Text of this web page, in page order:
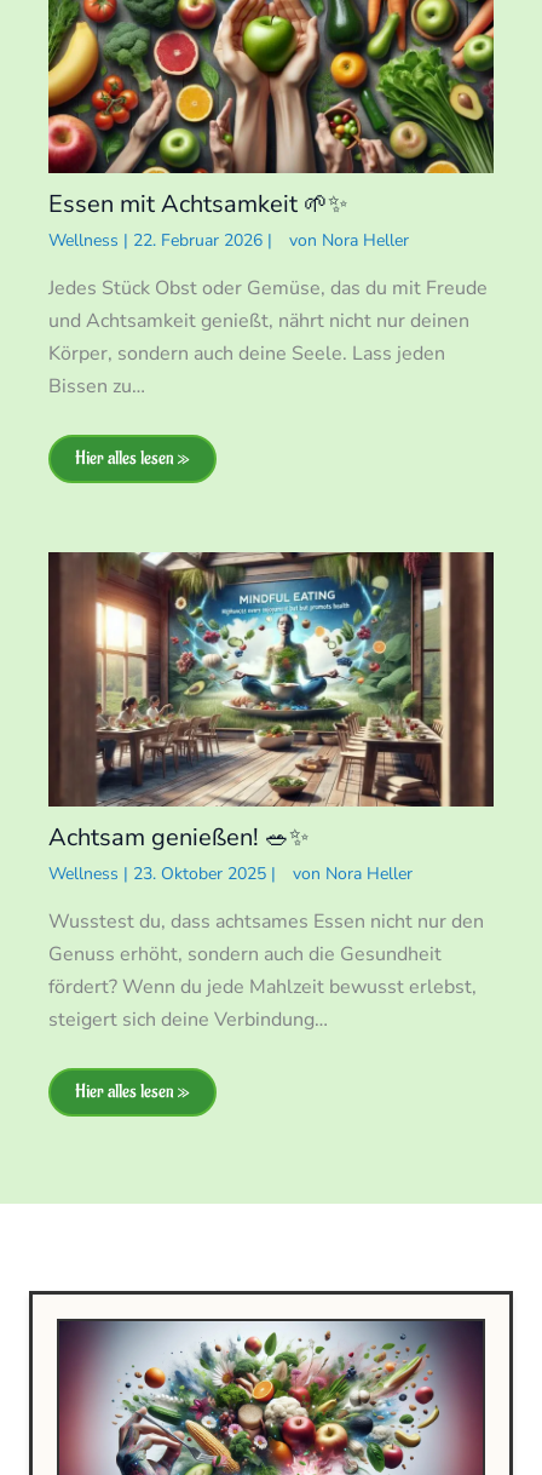
Essen mit Achtsamkeit 🌱✨
Wellness | 22. Februar 2026 | von Nora Heller
Jedes Stück Obst oder Gemüse, das du mit Freude
und Achtsamkeit genießt, nährt nicht nur deinen
Körper, sondern auch deine Seele. Lass jeden
Bissen zu…
Hier alles lesen »
Achtsam genießen! 🥗✨
Wellness | 23. Oktober 2025 | von Nora Heller
Wusstest du, dass achtsames Essen nicht nur den
Genuss erhöht, sondern auch die Gesundheit
fördert? Wenn du jede Mahlzeit bewusst erlebst,
steigert sich deine Verbindung…
Hier alles lesen »